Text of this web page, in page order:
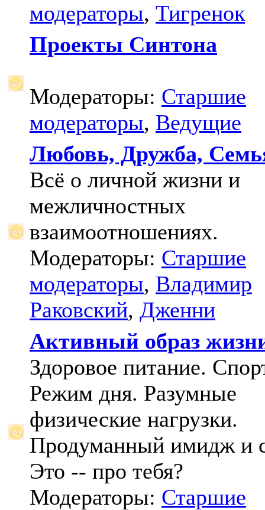
модераторы, Тигренок
Проекты Синтона
Модераторы: Старшие
модераторы, Ведущие
Любовь, Дружба,
Всё о личной жизни и
межличностных
взаимоотношениях.
Модераторы: Старшие
модераторы, Владимир
Раковский, Дженни
Активный образ
Здоровое питание.
Режим дня. Разумные
физические нагрузки.
Продуманный имидж и
Это -- про тебя?
Модераторы: Старшие